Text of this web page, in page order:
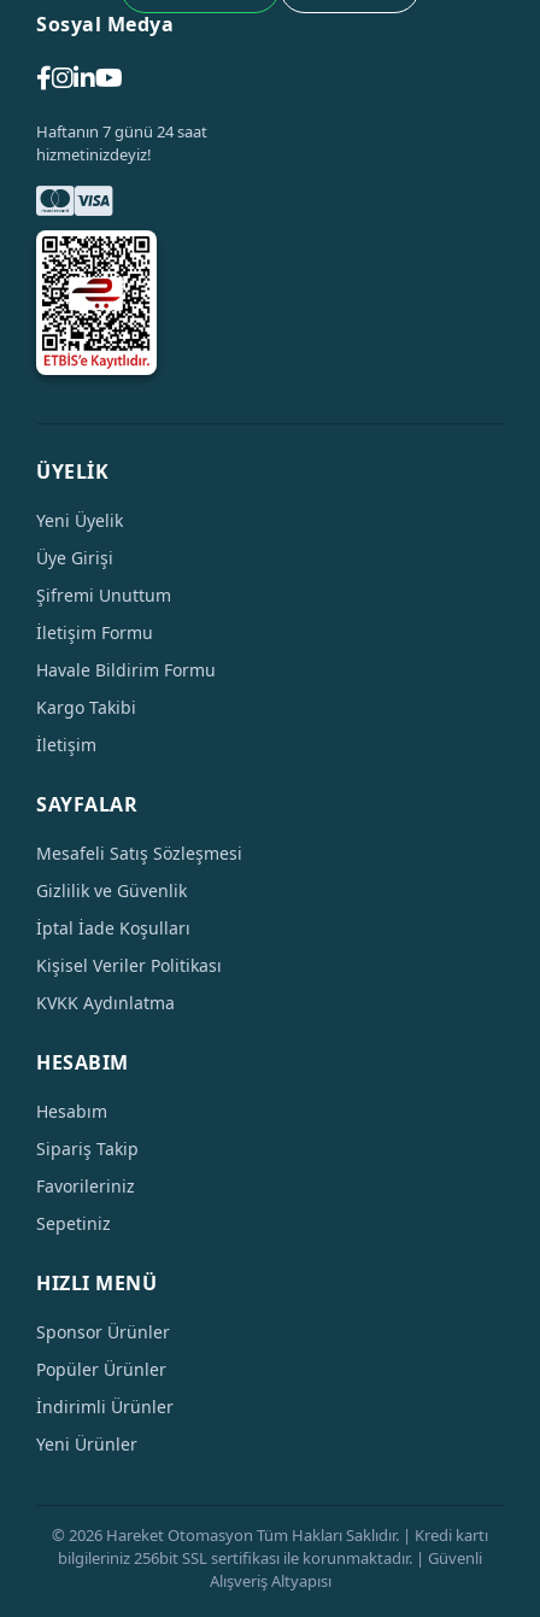
Sosyal Medya
Haftanın 7 günü 24 saat
hizmetinizdeyiz!
ÜYELİK
Yeni Üyelik
Üye Girişi
Şifremi Unuttum
İletişim Formu
Havale Bildirim Formu
Kargo Takibi
İletişim
SAYFALAR
Mesafeli Satış Sözleşmesi
Gizlilik ve Güvenlik
İptal İade Koşulları
Kişisel Veriler Politikası
KVKK Aydınlatma
HESABIM
Hesabım
Sipariş Takip
Favorileriniz
Sepetiniz
HIZLI MENÜ
Sponsor Ürünler
Popüler Ürünler
İndirimli Ürünler
Yeni Ürünler
© 2026 Hareket Otomasyon Tüm Hakları Saklıdır. | Kredi kartı
bilgileriniz 256bit SSL sertifikası ile korunmaktadır. | Güvenli
Alışveriş Altyapısı